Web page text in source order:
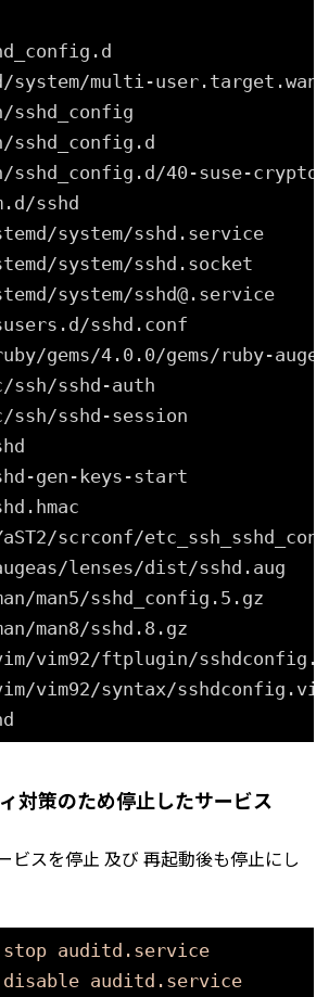
.d
system/multi-user
.d
.d/40-suse-
.d/sshd
system/sshd .service
system/sshd .socket
system/sshd@.service
.d/sshd .conf
gems/4 .0.0/gems/ruby-
sshd-auth
sshd-session
gen-keys-start
.hmac
scrconf/
lenses/dist/sshd .aug
man5/sshd_config .5.gz
man8/sshd .8.gz
vim92/ftplugin/sshdconfig
vim92/syntax/sshdconfig .vim
対策のため停止したサービス
ビスを停止 及び 再起動後も停止にし
auditd.service
auditd.service